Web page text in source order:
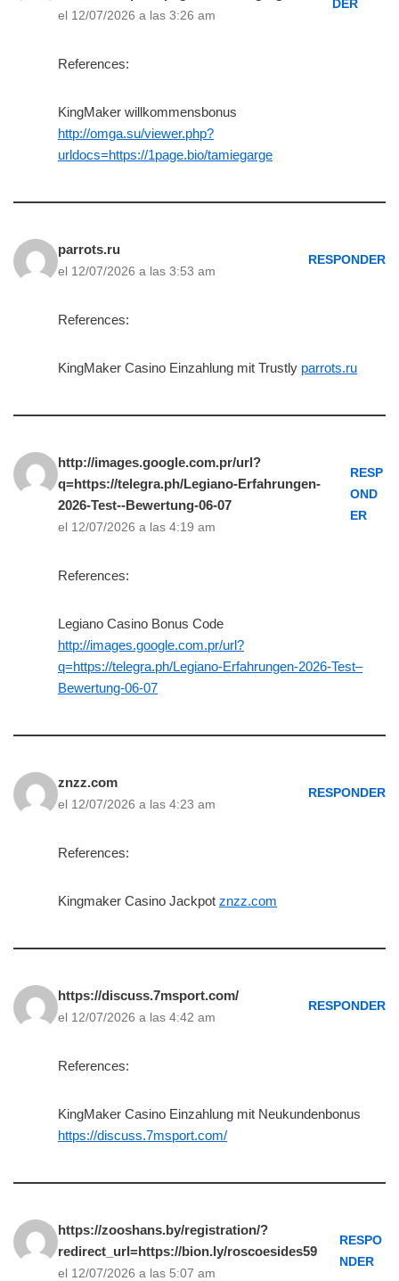
el 12/07/2026 a las 3:26 am
DER
References:
KingMaker willkommensbonus
http://omga.su/viewer.php?
urldocs=https://1page.bio/tamiegarge
parrots.ru
el 12/07/2026 a las 3:53 am
RESPONDER
References:
KingMaker Casino Einzahlung mit Trustly parrots.ru
http://images.google.com.pr/url?
q=https://telegra.ph/Legiano-Erfahrungen-
2026-Test--Bewertung-06-07
el 12/07/2026 a las 4:19 am
RESP
OND
ER
References:
Legiano Casino Bonus Code
http://images.google.com.pr/url?
q=https://telegra.ph/Legiano-Erfahrungen-2026-Test–
Bewertung-06-07
znzz.com
el 12/07/2026 a las 4:23 am
RESPONDER
References:
Kingmaker Casino Jackpot znzz.com
https://discuss.7msport.com/
el 12/07/2026 a las 4:42 am
RESPONDER
References:
KingMaker Casino Einzahlung mit Neukundenbonus
https://discuss.7msport.com/
https://zooshans.by/registration/?
redirect_url=https://bion.ly/roscoesides59
el 12/07/2026 a las 5:07 am
RESPO
NDER